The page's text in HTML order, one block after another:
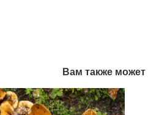
Вам также